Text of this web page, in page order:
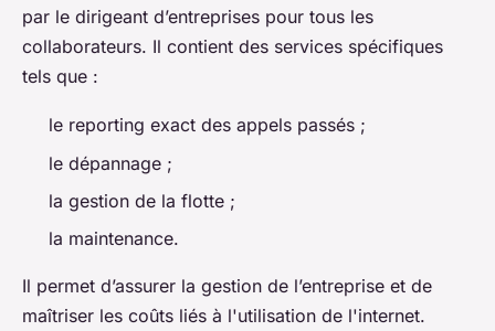
par le dirigeant d’entreprises pour tous les
collaborateurs. Il contient des services spécifiques
tels que :
le reporting exact des appels passés ;
le dépannage ;
la gestion de la flotte ;
la maintenance.
Il permet d’assurer la gestion de l’entreprise et de
maîtriser les coûts liés à l'utilisation de l'internet.